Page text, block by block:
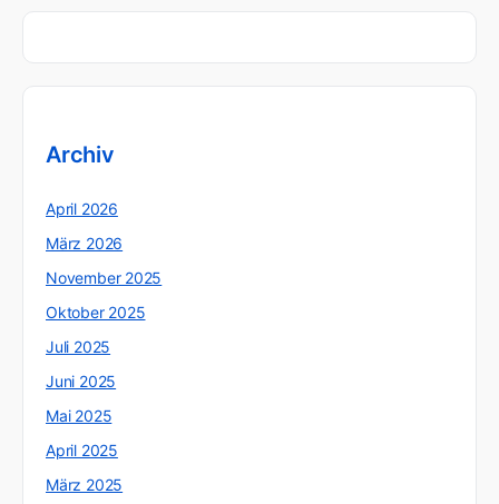
Archiv
April 2026
März 2026
November 2025
Oktober 2025
Juli 2025
Juni 2025
Mai 2025
April 2025
März 2025